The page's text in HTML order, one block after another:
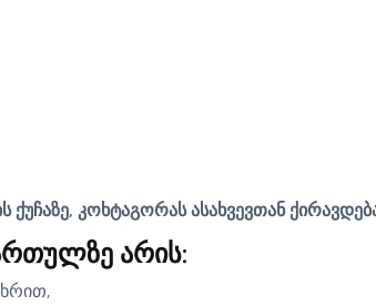
ქუჩაზე, კოხტაგორას ასახვევთან
არის: